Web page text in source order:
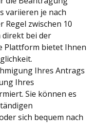
variieren je nach
Regel zwischen 10
direkt bei der
Plattform bietet Ihnen
Ihres Antrags
Ihres
Sie können es
sich bequem nach